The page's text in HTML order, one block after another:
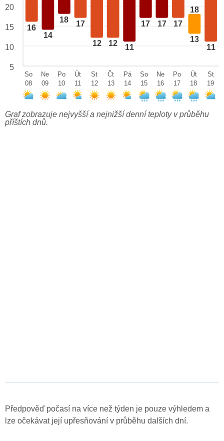
16
14
18 17
12 12 11
17 17 17
18
13
11
20
15
10
5
So
08
Ne
09
Po
10
Út
11
St
12
Čt
13
Pá
14
So
15
Ne
16
Po
17
Út
18
St
19
Graf zobrazuje nejvyšší a nejnižší denní teploty v průběhu
příštích dnů.
Předpověď počasí na více než týden je pouze výhledem a
lze očekávat její upřesňování v průběhu dalších dní.